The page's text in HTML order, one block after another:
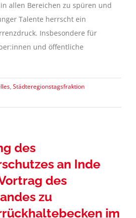
allen Bereichen zu spüren und
Talente herrscht ein
Insbesondere für
und öffentliche
, Städteregionstagsfraktion
des
an Inde
des
zu
im